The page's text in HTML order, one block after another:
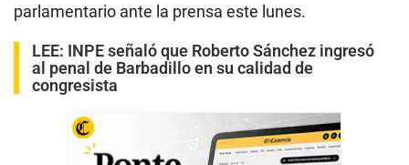
parlamentario ante la prensa este lunes.
LEE: INPE señaló que Roberto Sánchez ingresó
al penal de Barbadillo en su calidad de
congresista